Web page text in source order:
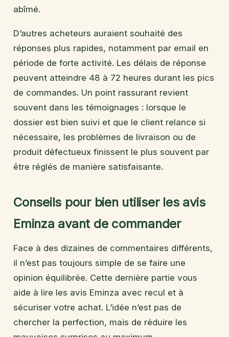
abîmé.
D’autres acheteurs auraient souhaité des
réponses plus rapides, notamment par email en
période de forte activité. Les délais de réponse
peuvent atteindre 48 à 72 heures durant les pics
de commandes. Un point rassurant revient
souvent dans les témoignages : lorsque le
dossier est bien suivi et que le client relance si
nécessaire, les problèmes de livraison ou de
produit défectueux finissent le plus souvent par
être réglés de manière satisfaisante.
Conseils pour bien utiliser les avis
Eminza avant de commander
Face à des dizaines de commentaires différents,
il n’est pas toujours simple de se faire une
opinion équilibrée. Cette dernière partie vous
aide à lire les avis Eminza avec recul et à
sécuriser votre achat. L’idée n’est pas de
chercher la perfection, mais de réduire les